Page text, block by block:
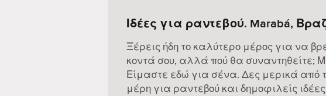
Ιδέες για ραντεβού. Marabá,
Ξέρεις ήδη το καλύτερο μέρος για να
κοντά σου, αλλά πού θα συναντηθείτε;
Είμαστε εδώ για σένα. Δες μερικά από
μέρη για ραντεβού και δημοφιλείς